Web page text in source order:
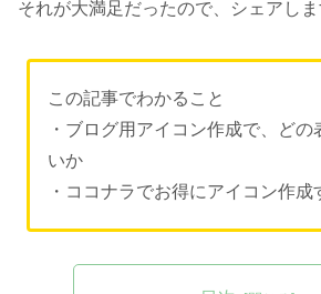
それが大満足だったので、シェアしま
この記事でわかること
・ブログ用アイコン作成で、どの
いか
・ココナラでお得にアイコン作成